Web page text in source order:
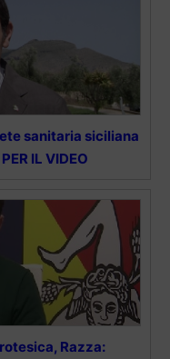
sanitaria siciliana
IL VIDEO
Razza: